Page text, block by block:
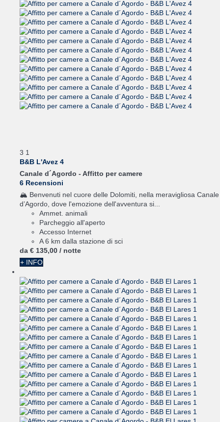
3 1
B&B L'Avez 4
Canale d´Agordo - Affitto per camere
6 Recensioni
🏔️ Benvenuti nel cuore delle Dolomiti, nella meravigliosa Canale
d’Agordo, dove l'emozione dell'avventura si...
Ammet. animali
Parcheggio all'aperto
Accesso Internet
A 6 km dalla stazione di sci
da € 135,00 / notte
+ INFO